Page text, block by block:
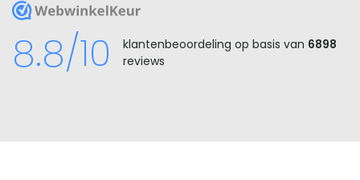
WebwinkelKeur
8.8/10 klantenbeoordeling op basis van 6898
reviews